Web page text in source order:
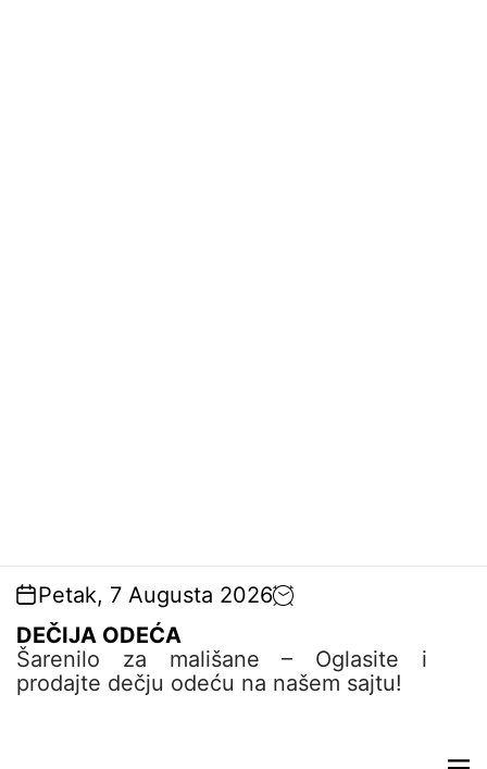
Petak, 7 Augusta 2026
DEČIJA ODEĆA
Šarenilo za mališane – Oglasite i
prodajte dečju odeću na našem sajtu!